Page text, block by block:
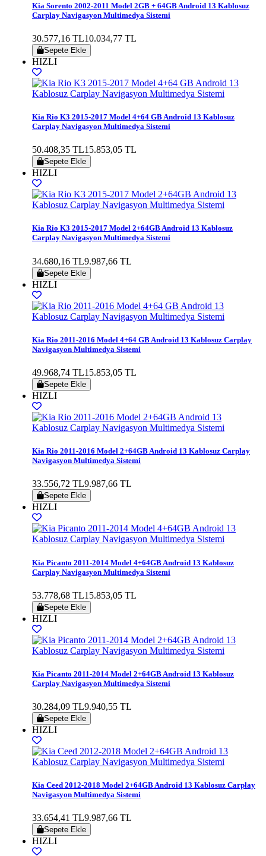
Kia Sorento 2002-2011 Model 2GB + 64GB Android 13 Kablosuz
Carplay Navigasyon Multimedya Sistemi
30.577,16 TL10.034,77 TL
Sepete Ekle
HIZLI
Kia Rio K3 2015-2017 Model 4+64 GB Android 13 Kablosuz
Carplay Navigasyon Multimedya Sistemi
50.408,35 TL15.853,05 TL
Sepete Ekle
HIZLI
Kia Rio K3 2015-2017 Model 2+64GB Android 13 Kablosuz
Carplay Navigasyon Multimedya Sistemi
34.680,16 TL9.987,66 TL
Sepete Ekle
HIZLI
Kia Rio 2011-2016 Model 4+64 GB Android 13 Kablosuz Carplay
Navigasyon Multimedya Sistemi
49.968,74 TL15.853,05 TL
Sepete Ekle
HIZLI
Kia Rio 2011-2016 Model 2+64GB Android 13 Kablosuz Carplay
Navigasyon Multimedya Sistemi
33.556,72 TL9.987,66 TL
Sepete Ekle
HIZLI
Kia Picanto 2011-2014 Model 4+64GB Android 13 Kablosuz
Carplay Navigasyon Multimedya Sistemi
53.778,68 TL15.853,05 TL
Sepete Ekle
HIZLI
Kia Picanto 2011-2014 Model 2+64GB Android 13 Kablosuz
Carplay Navigasyon Multimedya Sistemi
30.284,09 TL9.940,55 TL
Sepete Ekle
HIZLI
Kia Ceed 2012-2018 Model 2+64GB Android 13 Kablosuz Carplay
Navigasyon Multimedya Sistemi
33.654,41 TL9.987,66 TL
Sepete Ekle
HIZLI